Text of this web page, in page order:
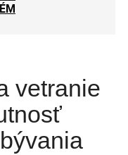
vetranie